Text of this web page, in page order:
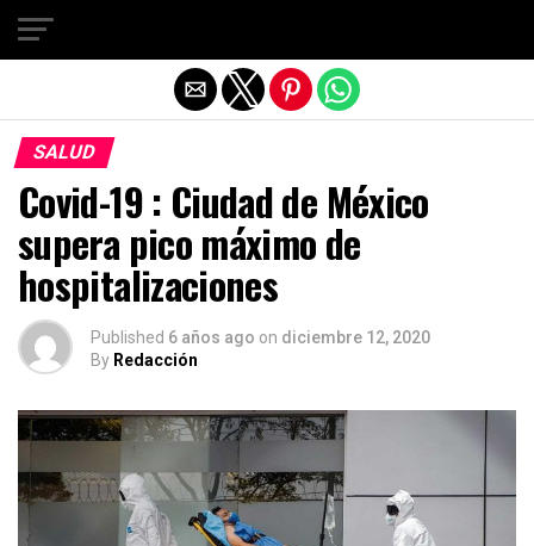
SALUD
Covid-19 : Ciudad de México
supera pico máximo de
hospitalizaciones
Published 6 años ago on diciembre 12, 2020
By Redacción